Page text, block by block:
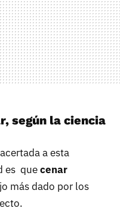
según la ciencia
a esta
es quecenar
más dado por los